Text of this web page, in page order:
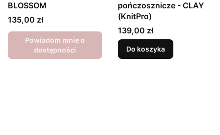
BLOSSOM
Cena
135,00 zł
Powiadom mnie o
dostępności
pończosznicze - CLAY
(KnitPro)
Cena
139,00 zł
Do koszyka